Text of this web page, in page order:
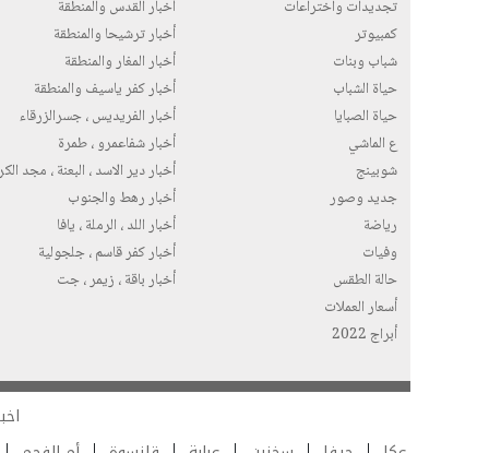
تجديدات واختراعات
كمبيوتر
شباب وبنات
حياة الشباب
حياة الصبايا
ع الماشي
شوبينج
جديد وصور
رياضة
وفيات
حالة الطقس
أسعار العملات
أبراج 2022
أخبار القدس والمنطقة
أخبار ترشيحا والمنطقة
أخبار المغار والمنطقة
أخبار كفر ياسيف والمنطقة
أخبار الفريديس ، جسرالزرقاء
أخبار شفاعمرو ، طمرة
أخبار دير الاسد ، البعنة ، مجد
أخبار رهط والجنوب
أخبار اللد ، الرملة ، يافا
أخبار كفر قاسم ، جلجولية
أخبار باقة ، زيمر ، جت